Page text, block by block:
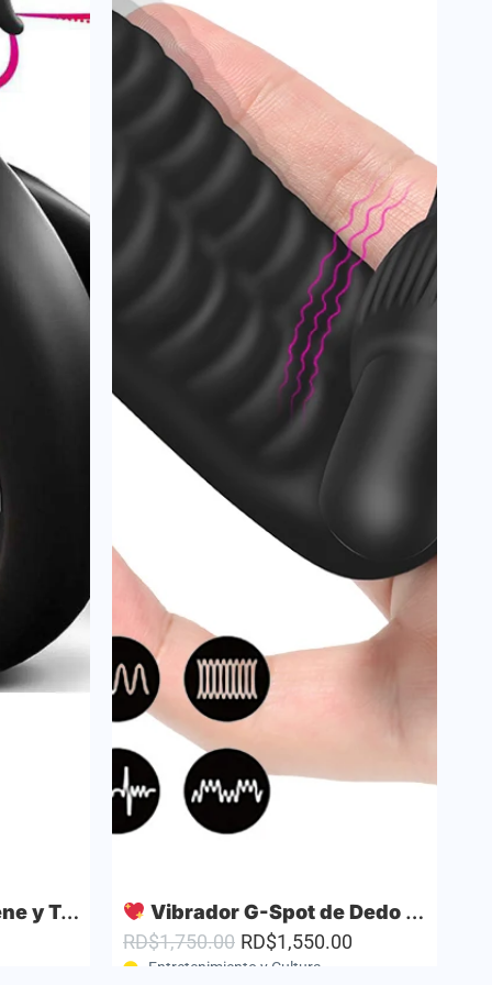
– Silicona Negra
Vibrador G-Spot de Dedo con 10 Modos de Vibración
RD$1,750.00 RD$1,550.00
Entretenimiento y Cultura